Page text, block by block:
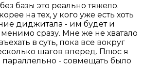
базы это реально тяжело.
на тех, у кого уже есть хоть
диджитала - им будет и
сразу. Мне же не хватало
в суть, пока все вокруг
шагов вперед. Плюс я
параллельно - совмещать было